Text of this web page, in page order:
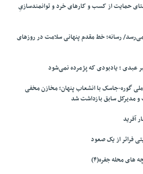
حمایت از کسب و کارهای خرد و توانمندسازیِ
رسانه؛ خط مقدم پنهانی سلامت در روزهای
عبدی ؛ یادبودی که پژمرده نمی‌شود
گوره-جاسک با انشعاب پنهان؛ مخازن مخفی
مدیرکل سابق بازداشت شد
آفرید
فراتر از یک صعود
های محله جفره(۴)